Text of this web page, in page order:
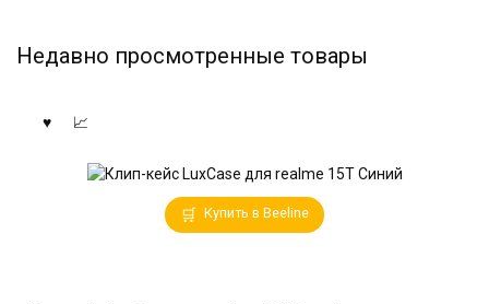
Недавно просмотренные товары
Купить в Beeline